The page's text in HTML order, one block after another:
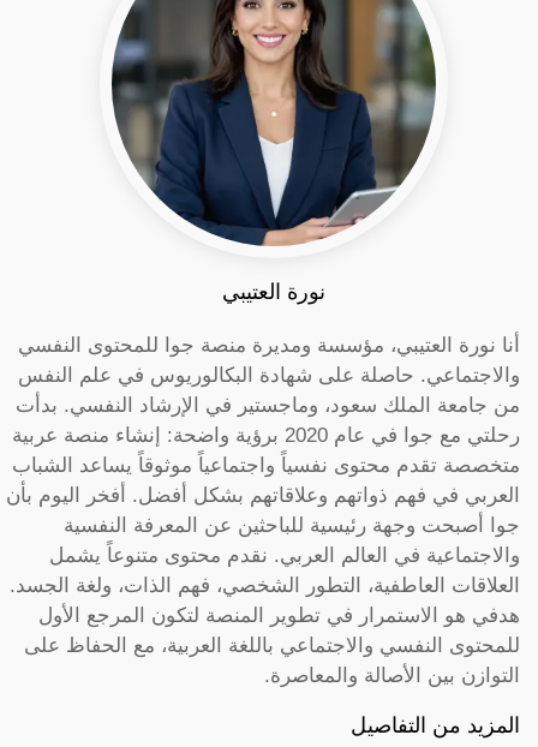
نورة العتيبي
أنا نورة العتيبي، مؤسسة ومديرة منصة جوا للمحتوى النفسي
والاجتماعي. حاصلة على شهادة البكالوريوس في علم النفس
من جامعة الملك سعود، وماجستير في الإرشاد النفسي. بدأت
رحلتي مع جوا في عام 2020 برؤية واضحة: إنشاء منصة عربية
متخصصة تقدم محتوى نفسياً واجتماعياً موثوقاً يساعد الشباب
العربي في فهم ذواتهم وعلاقاتهم بشكل أفضل. أفخر اليوم بأن
جوا أصبحت وجهة رئيسية للباحثين عن المعرفة النفسية
والاجتماعية في العالم العربي. نقدم محتوى متنوعاً يشمل
العلاقات العاطفية، التطور الشخصي، فهم الذات، ولغة الجسد.
هدفي هو الاستمرار في تطوير المنصة لتكون المرجع الأول
للمحتوى النفسي والاجتماعي باللغة العربية، مع الحفاظ على
التوازن بين الأصالة والمعاصرة.
المزيد من التفاصيل